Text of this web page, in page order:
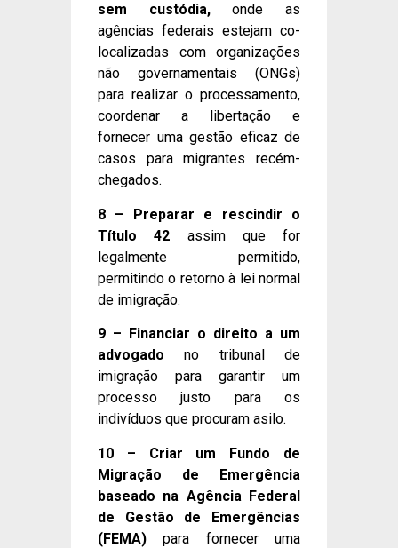
sem custódia,onde as
agências federais estejam co-
localizadas com organizações
não governamentais (ONGs)
para realizar o processamento,
coordenar a libertação e
fornecer uma gestão eficaz de
casos para migrantes recém-
chegados.
8 – Preparar e rescindir o
Título 42 assim que for
legalmente permitido,
permitindo o retorno à lei normal
de imigração.
9 – Financiar o direito a um
advogado no tribunal de
imigração para garantir um
processo justo para os
indivíduos que procuram asilo.
10 – Criar um Fundo de
Migração de Emergência
baseado na Agência Federal
de Gestão de Emergências
(FEMA) para fornecer uma